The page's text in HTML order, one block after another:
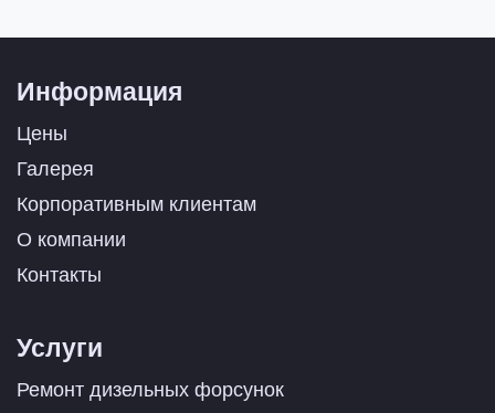
Информация
Цены
Галерея
Корпоративным клиентам
О компании
Контакты
Услуги
Ремонт дизельных форсунок